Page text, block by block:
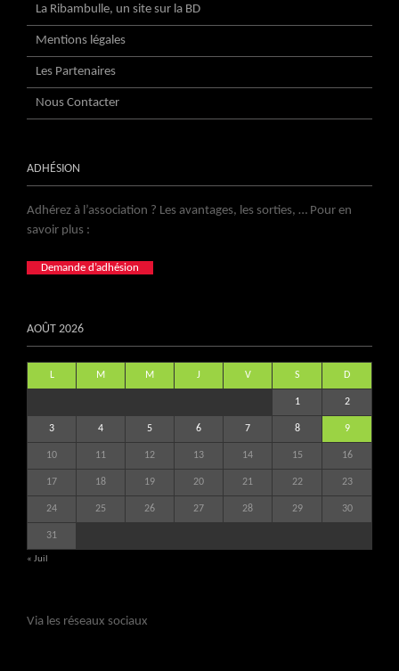
La Ribambulle, un site sur la BD
Mentions légales
Les Partenaires
Nous Contacter
ADHÉSION
Adhérez à l’association ? Les avantages, les sorties, … Pour en
savoir plus :
Demande d’adhésion
AOÛT 2026
L M M J V S D
1 2
3 4 5 6 7 8 9
10 11 12 13 14 15 16
17 18 19 20 21 22 23
24 25 26 27 28 29 30
31
« Juil
Via les réseaux sociaux